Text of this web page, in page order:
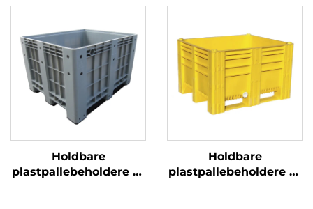
Grid, til Logistik,
Sichuan-gitter, carbon
engangs
eksportomdrejning
Holdbare
plastpallebeholdere til
Holdbare
plastpallebeholdere til